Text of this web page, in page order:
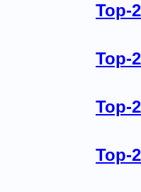
Top-
Top-
Top-
Top-